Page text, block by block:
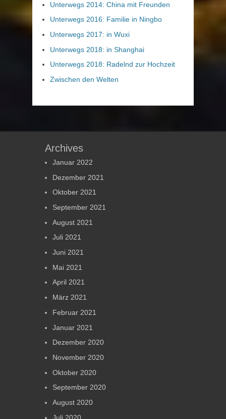
Unterwegs 2014: China mit Freunden
Unterwegs 2016: Familie in Ningbo
Unterwegs 2017: in Wuxi
Unterwegs 2018: in Shanghai
Unterwegs 2018: Radelnd zur Hochzeit
Zwischen den Welten
Archives
Januar 2022
Dezember 2021
Oktober 2021
September 2021
August 2021
Juli 2021
Juni 2021
Mai 2021
April 2021
März 2021
Februar 2021
Januar 2021
Dezember 2020
November 2020
Oktober 2020
September 2020
August 2020
Juli 2020